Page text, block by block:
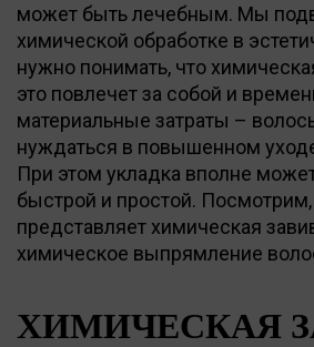
может быть лечебным. Мы
химической обработке в
нужно понимать, что
это повлечет за собой и
материальные затраты –
нуждаться в повышенном
При этом укладка вполне
быстрой и простой. Посмотрим,
представляет химическая
химическое выпрямление
ХИМИЧЕСКАЯ